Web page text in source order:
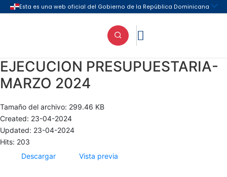

EJECUCION PRESUPUESTARIA-
MARZO 2024
Tamaño del archivo: 299.46 KB
Created: 23-04-2024
Updated: 23-04-2024
Hits: 203
Descargar
Vista previa